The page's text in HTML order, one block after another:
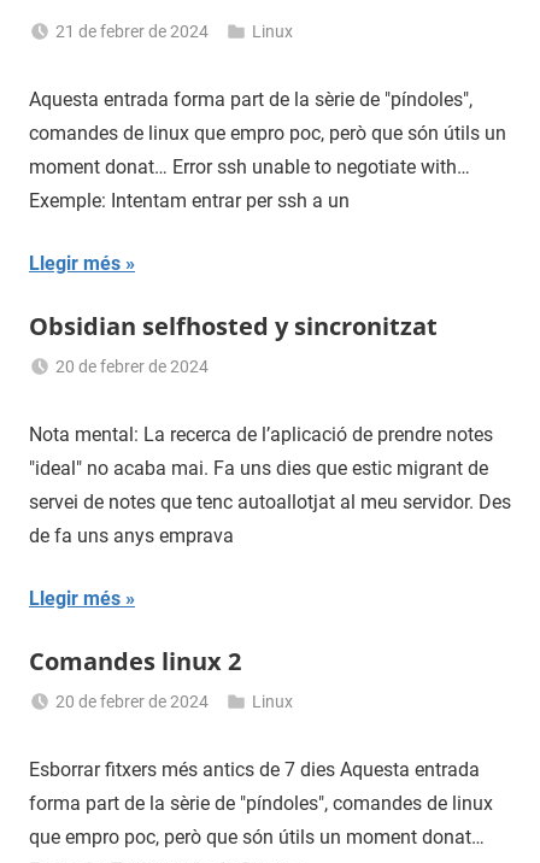
21 de febrer de 2024
Navas
Linux
Aquesta entrada forma part de la sèrie de "píndoles",
comandes de linux que empro poc, però que són útils un
moment donat… Error ssh unable to negotiate with…
Exemple: Intentam entrar per ssh a un
Llegir més
Obsidian selfhosted y sincronitzat
20 de febrer de 2024
Navas
Nota mental: La recerca de l’aplicació de prendre notes
"ideal" no acaba mai. Fa uns dies que estic migrant de
servei de notes que tenc autoallotjat al meu servidor. Des
de fa uns anys emprava
Llegir més
Comandes linux 2
20 de febrer de 2024
Navas
Linux
Esborrar fitxers més antics de 7 dies Aquesta entrada
forma part de la sèrie de "píndoles", comandes de linux
que empro poc, però que són útils un moment donat…